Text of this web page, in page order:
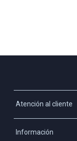
Atención al cliente
Whatsapp
Información